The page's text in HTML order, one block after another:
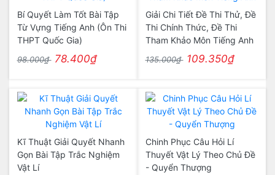
Bí Quyết Làm Tốt Bài Tập
Từ Vựng Tiếng Anh (Ôn Thi
THPT Quốc Gia)
98.000₫ 78.400₫
Giải Chi Tiết Đề Thi Thử, Đề
Thi Chính Thức, Đề Thi
Tham Khảo Môn Tiếng Anh
135.000₫ 109.350₫
Kĩ Thuật Giải Quyết Nhanh
Gọn Bài Tập Trắc Nghiệm
Vật Lí
Chinh Phục Câu Hỏi Lí
Thuyết Vật Lý Theo Chủ Đề
- Quyển Thượng